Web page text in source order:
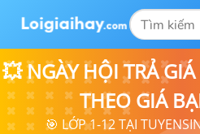
💥 NGÀY HỘI TRẢ
THEO GIÁ
🎯 LỚP 1-12 TẠI